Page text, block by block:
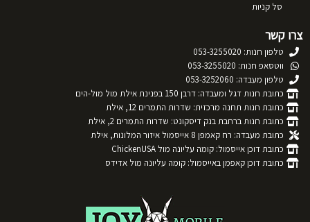
סל קניות
צרו קשר
טלפון חנות: 053-3255020
ווטסאפ חנות: 053-3255020
טלפון מעבדה: 053-3252060
כתובת חנות דגל ומעבדה: דרבן 150 בפנינת אילת מול מול-הים
כתובת חנות תחנה מרכזית: שדרות התמרים 12, אילת
כתובת חנות ברחבת בנק דיסקונט: שדרות התמרים 2, אילת
כתובת מעבדה: רח קאמפן 8 אייסמול איזור המלונות, אילת
כתובת דוכן אייסמול: קומה עליונה מול ChickenUSA
כתובת דוכן קאפמן באייסמול: קומה עליונה מול אדידס